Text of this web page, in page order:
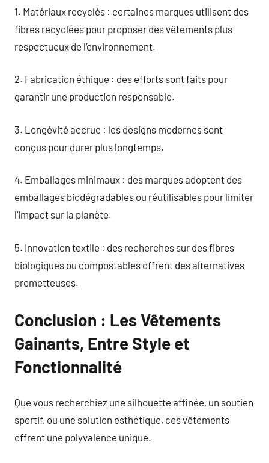
1. Matériaux recyclés : certaines marques utilisent des
fibres recyclées pour proposer des vêtements plus
respectueux de l’environnement.
2. Fabrication éthique : des efforts sont faits pour
garantir une production responsable.
3. Longévité accrue : les designs modernes sont
conçus pour durer plus longtemps.
4. Emballages minimaux : des marques adoptent des
emballages biodégradables ou réutilisables pour limiter
l’impact sur la planète.
5. Innovation textile : des recherches sur des fibres
biologiques ou compostables offrent des alternatives
prometteuses.
Conclusion : Les Vêtements
Gainants, Entre Style et
Fonctionnalité
Que vous recherchiez une silhouette affinée, un soutien
sportif, ou une solution esthétique, ces vêtements
offrent une polyvalence unique.